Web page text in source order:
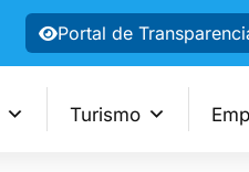
Portal de
Turismo